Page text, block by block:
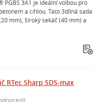
PGBS 3A1 je ideální volbou pro
a cihlou. Tato 3dílná sada
mm), široký sekáč (40 mm) a
RTec Sharp SDS-max